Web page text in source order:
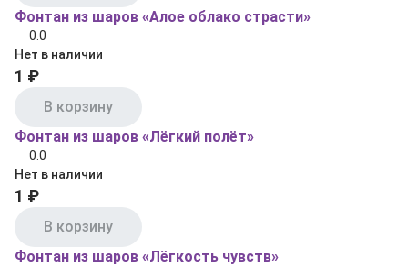
Фонтан из шаров «Алое облако страсти»
0.0
Нет в наличии
1 ₽
В корзину
Фонтан из шаров «Лёгкий полёт»
0.0
Нет в наличии
1 ₽
В корзину
Фонтан из шаров «Лёгкость чувств»